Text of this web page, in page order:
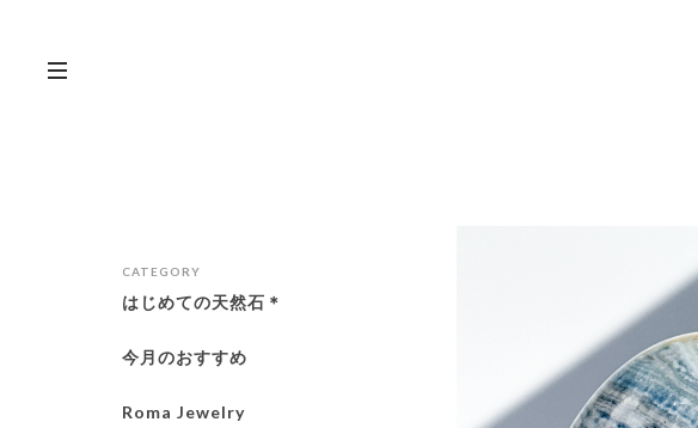
CATEGORY
はじめての天然石＊
今月のおすすめ
Roma Jewelry